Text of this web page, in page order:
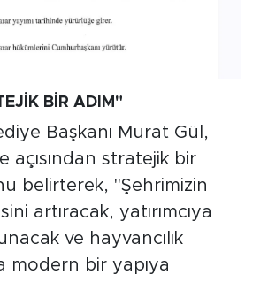
BİR ADIM"
Başkanı Murat Gül,
açısından stratejik bir
belirterek, "Şehrimizin
artıracak, yatırımcıya
ve hayvancılık
modern bir yapıya